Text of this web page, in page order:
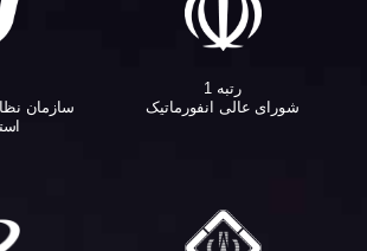
رتبه 1
شورای عالی انفورماتیک
سازمان